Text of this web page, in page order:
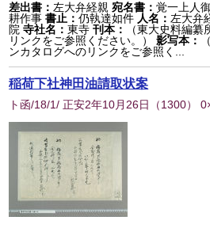
差出書： 左大弁経親 宛名書：覚一上人
耕作事 書止：仍執達如件 人名： 左大弁
院 寺社名：東寺 刊本：
（東大史料編
リンクをご参照ください。）
影写本：
ンカタログへのリンクをご参照く...
稲荷下社神田油請取状案
ト函/18/1/ 正安2年10月26日 （1300）